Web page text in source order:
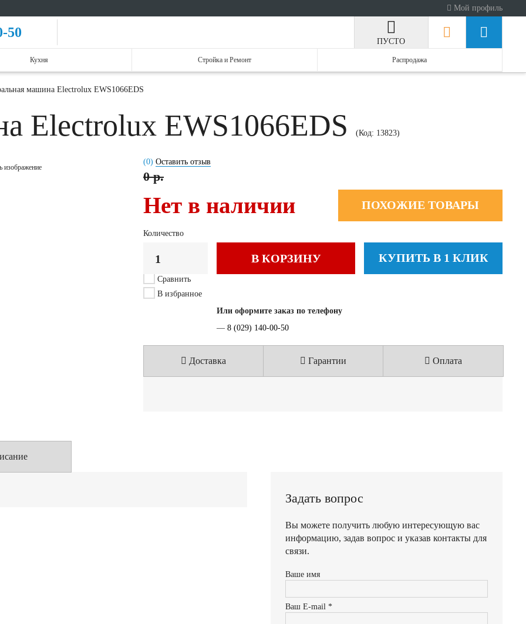
Мой профиль
50
ПУСТО
Кухня Стройка и Ремонт Распродажа
машина Electrolux EWS1066EDS
Electrolux EWS1066EDS (Код: 13823)
изображение
(0) Оставить отзыв
0 р.
Нет в наличии ПОХОЖИЕ ТОВАРЫ
Количество
В КОРЗИНУ КУПИТЬ В 1 КЛИК
Сравнить
В избранное
Или оформите заказ по телефону
— 8 (029) 140-00-50
Доставка Гарантии Оплата
Задать вопрос
Вы можете получить любую интересующую вас
информацию, задав вопрос и указав контакты для
связи.
Ваше имя
Ваш E-mail *